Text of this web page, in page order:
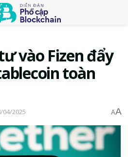
vào Fizen đẩy
toàn
04/2025 AA